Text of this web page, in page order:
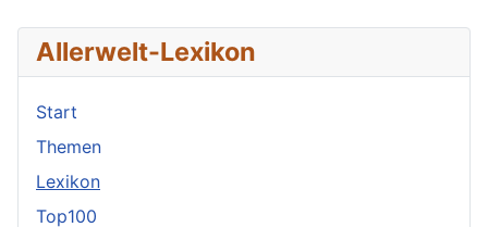
Allerwelt-Lexikon
Start
Themen
Lexikon
Top100